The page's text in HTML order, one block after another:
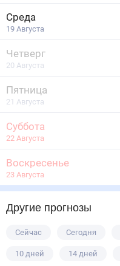
Среда
19 Августа
Четверг
20 Августа
Пятница
21 Августа
Суббота
22 Августа
Воскресенье
23 Августа
Другие прогнозы
Сейчас Сегодня
10 дней 14 дней